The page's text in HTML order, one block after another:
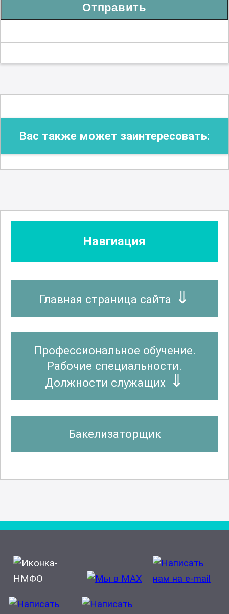
Отправить
Вас также может заинтересовать:
Навгиация
Главная страница сайта
Профессиональное обучение.
Рабочие специальности.
Должности служащих
Бакелизаторщик